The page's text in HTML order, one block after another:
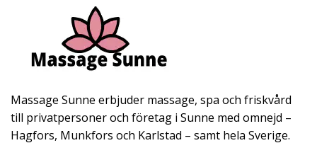
Massage Sunne erbjuder massage, spa och friskvård
till privatpersoner och företag i Sunne med omnejd –
Hagfors, Munkfors och Karlstad – samt hela Sverige.